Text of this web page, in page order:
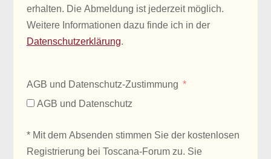
erhalten. Die Abmeldung ist jederzeit möglich.
Weitere Informationen dazu finde ich in der
Datenschutzerklärung.
AGB und Datenschutz-Zustimmung
AGB und Datenschutz
* Mit dem Absenden stimmen Sie der kostenlosen
Registrierung bei Toscana-Forum zu. Sie